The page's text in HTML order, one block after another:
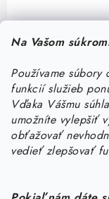
Na Vašom
Používame súbory
funkcií služieb
Vďaka Vášmu
umožníte vylepšiť
obťažovať
vedieť zlepšovať